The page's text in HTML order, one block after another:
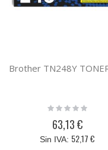
Rating:
63,13 €
52,17 €